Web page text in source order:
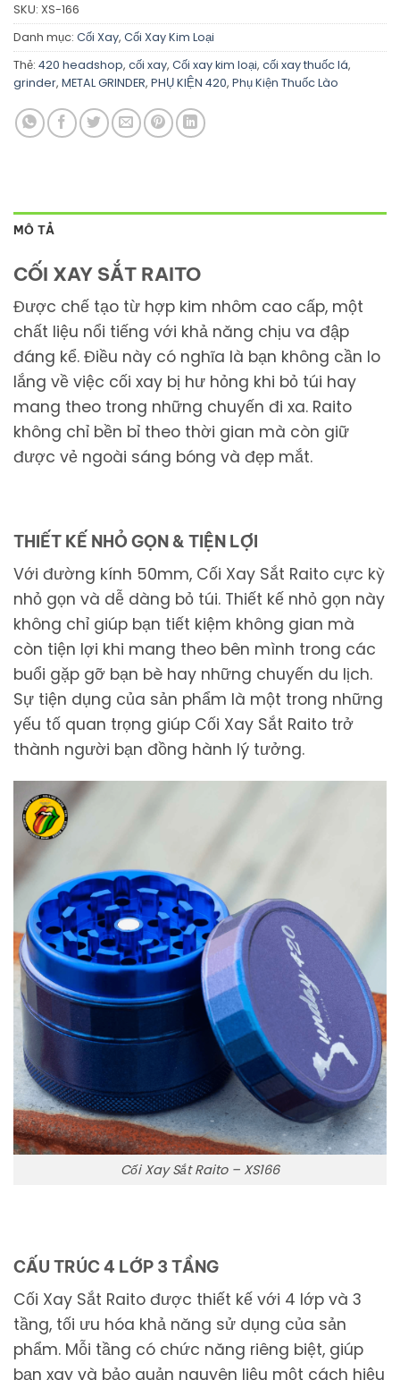
SKU: XS-166
Danh mục: Cối Xay, Cối Xay Kim Loại
Thẻ: 420 headshop, cối xay, Cối xay kim loại, cối xay thuốc lá,
grinder, METAL GRINDER, PHỤ KIỆN 420, Phụ Kiện Thuốc Lào
MÔ TẢ
CỐI XAY SẮT RAITO
Được chế tạo từ hợp kim nhôm cao cấp, một
chất liệu nổi tiếng với khả năng chịu va đập
đáng kể. Điều này có nghĩa là bạn không cần lo
lắng về việc cối xay bị hư hỏng khi bỏ túi hay
mang theo trong những chuyến đi xa. Raito
không chỉ bền bỉ theo thời gian mà còn giữ
được vẻ ngoài sáng bóng và đẹp mắt.
THIẾT KẾ NHỎ GỌN & TIỆN LỢI
Với đường kính 50mm, Cối Xay Sắt Raito cực kỳ
nhỏ gọn và dễ dàng bỏ túi. Thiết kế nhỏ gọn này
không chỉ giúp bạn tiết kiệm không gian mà
còn tiện lợi khi mang theo bên mình trong các
buổi gặp gỡ bạn bè hay những chuyến du lịch.
Sự tiện dụng của sản phẩm là một trong những
yếu tố quan trọng giúp Cối Xay Sắt Raito trở
thành người bạn đồng hành lý tưởng.
Cối Xay Sắt Raito – XS166
CẤU TRÚC 4 LỚP 3 TẦNG
Cối Xay Sắt Raito được thiết kế với 4 lớp và 3
tầng, tối ưu hóa khả năng sử dụng của sản
phẩm. Mỗi tầng có chức năng riêng biệt, giúp
bạn xay và bảo quản nguyên liệu một cách hiệu